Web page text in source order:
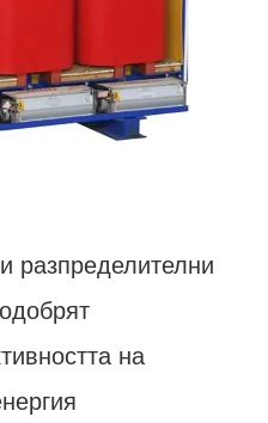
разпределителни
на